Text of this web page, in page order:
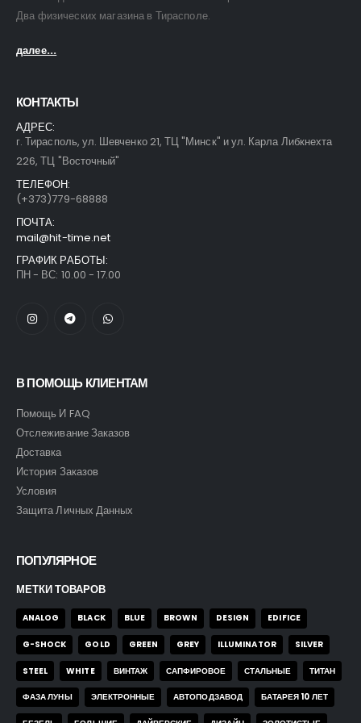
Два физических магазина в Тирасполе.
далее...
КОНТАКТЫ
АДРЕС:
г. Тирасполь, ул. Шевченко 21, ТЦ "Минск" и ул. Карла Либкнехта
226, ТЦ "Восточный"
ТЕЛЕФОН:
(+373)779-68888
ПОЧТА:
mail@hit-time.net
ГРАФИК РАБОТЫ:
ПН - ВС: 10.00 - 17.00
В ПОМОЩЬ КЛИЕНТАМ
Помощь И FAQ
Отслеживание Заказов
Доставка
История Заказов
Условия
Защита Личных Данных
ПОПУЛЯРНОЕ
МЕТКИ ТОВАРОВ
ANALOG BLACK BLUE BROWN DESIGN EDIFICE
G-SHOCK GOLD GREEN GREY ILLUMINATOR SILVER
STEEL WHITE ВИНТАЖ САПФИРОВОЕ СТАЛЬНЫЕ ТИТАН
ФАЗА ЛУНЫ ЭЛЕКТРОННЫЕ АВТОПОДЗАВОД БАТАРЕЯ 10 ЛЕТ